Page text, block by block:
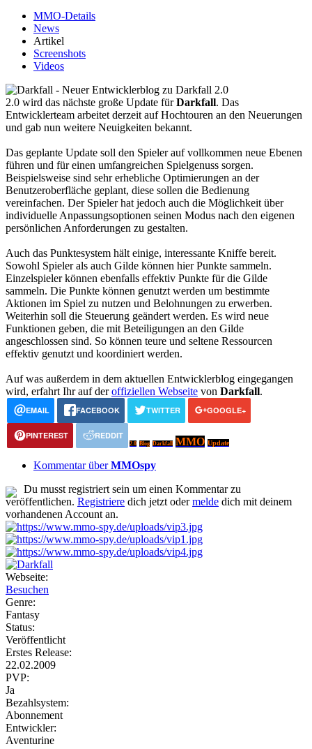
MMO-Details
News
Artikel
Screenshots
Videos
2.0 wird das nächste große Update fürDarkfall. Das
Entwicklerteam arbeitet derzeit auf Hochtouren an den Neuerungen
und gab nun weitere Neuigkeiten bekannt.
Das geplante Update soll den Spieler auf vollkommen neue Ebenen
führen und für einen umfangreichen Spielgenuss sorgen.
Beispielsweise sind sehr erhebliche Optimierungen an der
Benutzeroberfläche geplant, diese sollen die Bedienung
vereinfachen. Der Spieler hat jedoch auch die Möglichkeit über
individuelle Anpassungsoptionen seinen Modus nach den eigenen
persönlichen Anforderungen zu gestalten.
Auch das Punktesystem hält einige, interessante Kniffe bereit.
Sowohl Spieler als auch Gilde können hier Punkte sammeln.
Einzelspieler können ebenfalls effektiv Punkte für die Gilde
sammeln. Die Punkte können genutzt werden um bestimmte
Aktionen im Spiel zu nutzen und Belohnungen zu erwerben.
Weiterhin soll die Steuerung geändert werden. Es wird neue
Funktionen geben, die mit Beteiligungen an den Gilde
angeschlossen sind. So können teure und seltene Ressourcen
effektiv genutzt und koordiniert werden.
Auf was außerdem in dem aktuellen Entwicklerblog eingegangen
wird, erfahrt Ihr auf deroffiziellen Webseite von Darkfall.
EMAIL FACEBOOK TWITTER GOOGLE+
PINTEREST REDDIT
2.0 Blog Darkfall MMO Update
Kommentar überMMOspy
Du musst registriert sein um einen Kommentar zu
veröffentlichen. Registriere dich jetzt odermelde dich mit deinem
vorhandenen Account an.
Webseite:
Besuchen
Genre:
Fantasy
Status:
Veröffentlicht
Erstes Release:
22.02.2009
PVP:
Ja
Bezahlsystem:
Abonnement
Entwickler:
Aventurine